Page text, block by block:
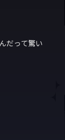
だって驚い